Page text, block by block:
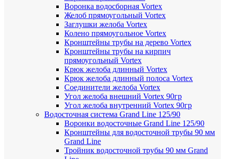
Воронка водосборная Vortex
Желоб прямоугольный Vortex
Заглушки желоба Vortex
Колено прямоугольное Vortex
Кронштейны трубы на дерево Vortex
Кронштейны трубы на кирпич
прямоугольный Vortex
Крюк желоба длинный Vortex
Крюк желоба длинный полоса Vortex
Соединители желоба Vortex
Угол желоба внешний Vortex 90гр
Угол желоба внутренний Vortex 90гр
Водосточная система Grand Line 125/90
Воронки водосточные Grand Line 125/90
Кронштейны для водосточной трубы 90 мм
Grand Line
Тройник водосточной трубы 90 мм Grand